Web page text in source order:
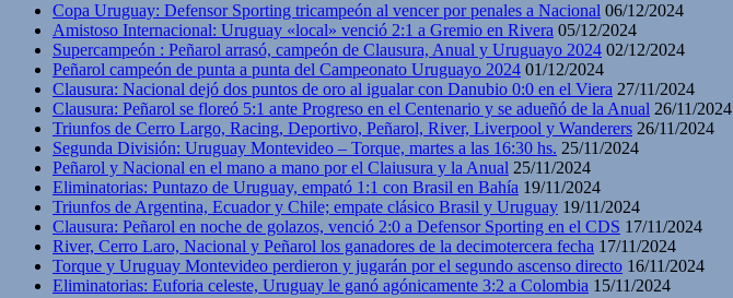
Copa Uruguay: Defensor Sporting tricampeón al vencer por penales a Nacional 06/12/2024
Amistoso Internacional: Uruguay «local» venció 2:1 a Gremio en Rivera 05/12/2024
Supercampeón : Peñarol arrasó, campeón de Clausura, Anual y Uruguayo 2024 02/12/2024
Peñarol campeón de punta a punta del Campeonato Uruguayo 2024 01/12/2024
Clausura: Nacional dejó dos puntos de oro al igualar con Danubio 0:0 en el Viera 27/11/2024
Clausura: Peñarol se floreó 5:1 ante Progreso en el Centenario y se adueñó de la Anual 26/11/2024
Triunfos de Cerro Largo, Racing, Deportivo, Peñarol, River, Liverpool y Wanderers 26/11/2024
Segunda División: Uruguay Montevideo – Torque, martes a las 16:30 hs. 25/11/2024
Peñarol y Nacional en el mano a mano por el Claiusura y la Anual 25/11/2024
Eliminatorias: Puntazo de Uruguay, empató 1:1 con Brasil en Bahía 19/11/2024
Triunfos de Argentina, Ecuador y Chile; empate clásico Brasil y Uruguay 19/11/2024
Clausura: Peñarol en noche de golazos, venció 2:0 a Defensor Sporting en el CDS 17/11/2024
River, Cerro Laro, Nacional y Peñarol los ganadores de la decimotercera fecha 17/11/2024
Torque y Uruguay Montevideo perdieron y jugarán por el segundo ascenso directo 16/11/2024
Eliminatorias: Euforia celeste, Uruguay le ganó agónicamente 3:2 a Colombia 15/11/2024